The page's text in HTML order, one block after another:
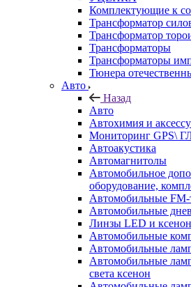
Комплектующие к
Трансформатор
Трансформатор
Трансформаторы
Трансформаторы
Тюнера
Авто
Назад
Авто
Автохимия и
Мониторинг GPS\
Автоакустика
Автомагнитолы
Автомобильное
оборудование,
Автомобильные FM-
Автомобильные
Линзы LED и ксенон
Автомобильные
Автомобильные
Автомобильные
света ксенон